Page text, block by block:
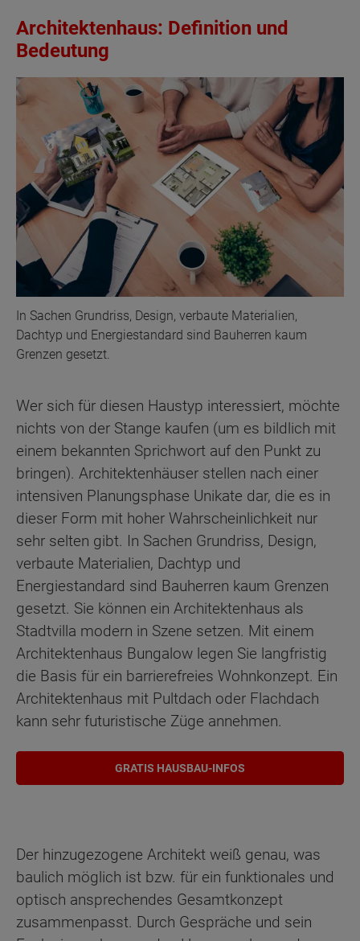
Architektenhaus: Definition und
Bedeutung
In Sachen Grundriss, Design, verbaute Materialien,
Dachtyp und Energiestandard sind Bauherren kaum
Grenzen gesetzt.
Wer sich für diesen Haustyp interessiert, möchte
nichts von der Stange kaufen (um es bildlich mit
einem bekannten Sprichwort auf den Punkt zu
bringen). Architektenhäuser stellen nach einer
intensiven Planungsphase Unikate dar, die es in
dieser Form mit hoher Wahrscheinlichkeit nur
sehr selten gibt. In Sachen Grundriss, Design,
verbaute Materialien, Dachtyp und
Energiestandard sind Bauherren kaum Grenzen
gesetzt. Sie können ein Architektenhaus als
Stadtvilla modern in Szene setzen. Mit einem
Architektenhaus Bungalow legen Sie langfristig
die Basis für ein barrierefreies Wohnkonzept. Ein
Architektenhaus mit Pultdach oder Flachdach
kann sehr futuristische Züge annehmen.
GRATIS HAUSBAU-INFOS
Der hinzugezogene Architekt weiß genau, was
baulich möglich ist bzw. für ein funktionales und
optisch ansprechendes Gesamtkonzept
zusammenpasst. Durch Gespräche und sein